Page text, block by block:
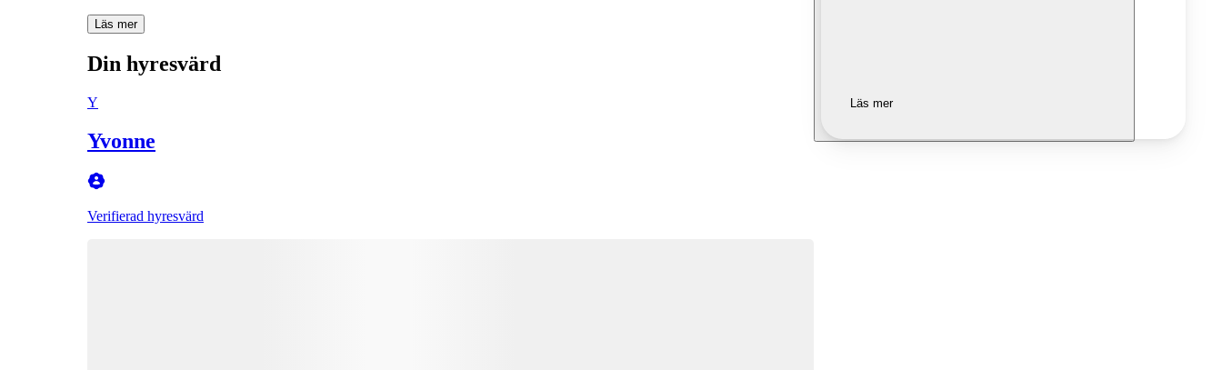
Läs mer
Din hyresvärd
Y
Yvonne
Verifierad hyresvärd
Läs mer